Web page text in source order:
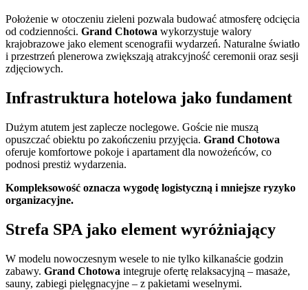
Położenie w otoczeniu zieleni pozwala budować atmosferę odcięcia
od codzienności. Grand Chotowa wykorzystuje walory
krajobrazowe jako element scenografii wydarzeń. Naturalne światło
i przestrzeń plenerowa zwiększają atrakcyjność ceremonii oraz sesji
zdjęciowych.
Infrastruktura hotelowa jako fundament
Dużym atutem jest zaplecze noclegowe. Goście nie muszą
opuszczać obiektu po zakończeniu przyjęcia. Grand Chotowa
oferuje komfortowe pokoje i apartament dla nowożeńców, co
podnosi prestiż wydarzenia.
Kompleksowość oznacza wygodę logistyczną i mniejsze ryzyko
organizacyjne.
Strefa SPA jako element wyróżniający
W modelu nowoczesnym wesele to nie tylko kilkanaście godzin
zabawy. Grand Chotowa integruje ofertę relaksacyjną – masaże,
sauny, zabiegi pielęgnacyjne – z pakietami weselnymi.